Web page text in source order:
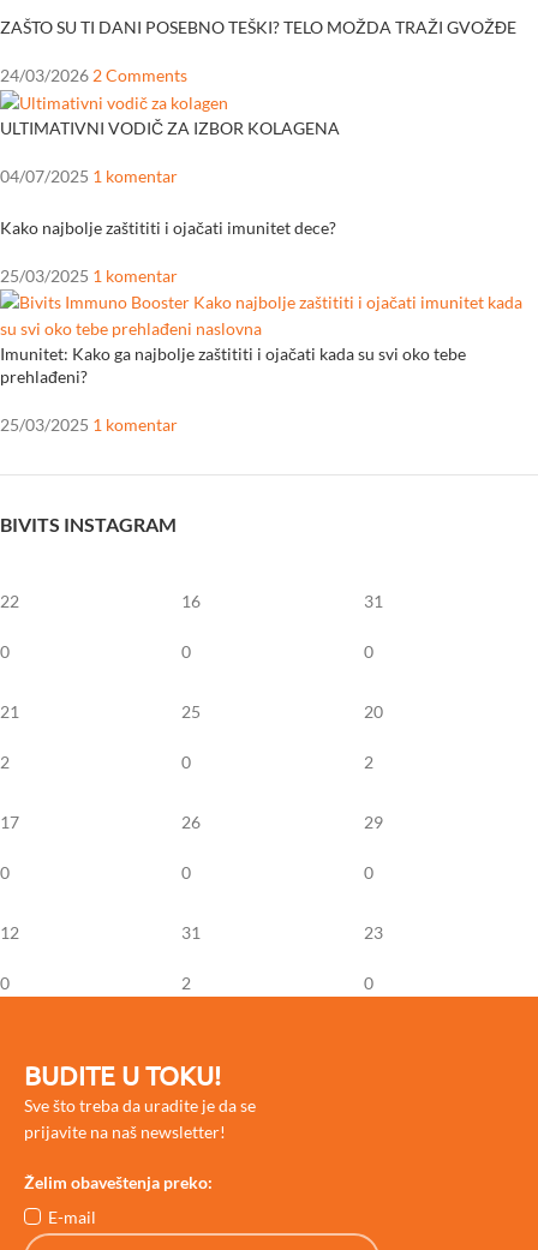
ZAŠTO SU TI DANI POSEBNO TEŠKI? TELO MOŽDA TRAŽI GVOŽĐE
24/03/2026 2 Comments
ULTIMATIVNI VODIČ ZA IZBOR KOLAGENA
04/07/2025 1 komentar
Kako najbolje zaštititi i ojačati imunitet dece?
25/03/2025 1 komentar
Imunitet: Kako ga najbolje zaštititi i ojačati kada su svi oko tebe
prehlađeni?
25/03/2025 1 komentar
BIVITS INSTAGRAM
22
0
16
0
31
0
21
2
25
0
20
2
17
0
26
0
29
0
12
0
31
2
23
0
BUDITE U TOKU!
Sve što treba da uradite je da se
prijavite na naš newsletter!
Želim obaveštenja preko:
E-mail